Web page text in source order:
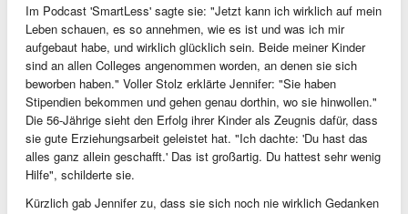
Im Podcast 'SmartLess' sagte sie: "Jetzt kann ich wirklich auf mein
Leben schauen, es so annehmen, wie es ist und was ich mir
aufgebaut habe, und wirklich glücklich sein. Beide meiner Kinder
sind an allen Colleges angenommen worden, an denen sie sich
beworben haben." Voller Stolz erklärte Jennifer: "Sie haben
Stipendien bekommen und gehen genau dorthin, wo sie hinwollen."
Die 56-Jährige sieht den Erfolg ihrer Kinder als Zeugnis dafür, dass
sie gute Erziehungsarbeit geleistet hat. "Ich dachte: 'Du hast das
alles ganz allein geschafft.' Das ist großartig. Du hattest sehr wenig
Hilfe", schilderte sie.
Kürzlich gab Jennifer zu, dass sie sich noch nie wirklich Gedanken